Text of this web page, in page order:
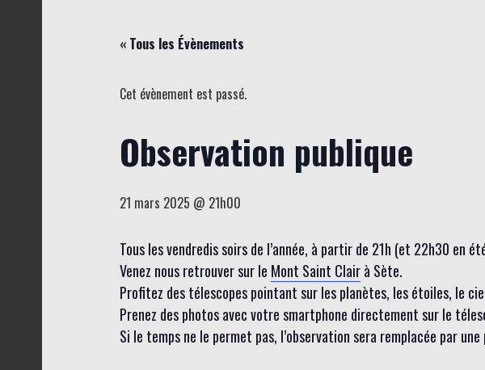
« Tous les Évènements
Cet évènement est passé.
Observation publique
21 mars 2025 @ 21h00
Tous les vendredis soirs de l’année, à partir de 21h (et 22h30 en
Venez nous retrouver sur le Mont Saint Clairà Sète.
Profitez des télescopes pointant sur les planètes, les étoiles, le
Prenez des photos avec votre smartphone directement sur le
Si le temps ne le permet pas, l’observation sera remplacée par